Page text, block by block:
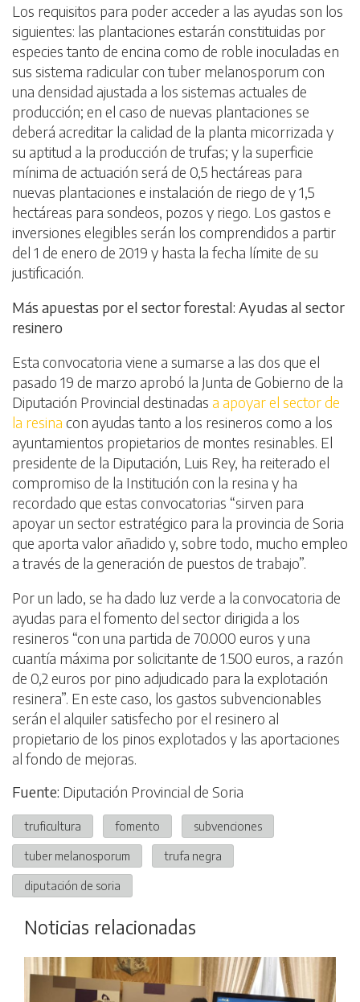
Los requisitos para poder acceder a las ayudas son los
siguientes: las plantaciones estarán constituidas por
especies tanto de encina como de roble inoculadas en
sus sistema radicular con tuber melanosporum con
una densidad ajustada a los sistemas actuales de
producción; en el caso de nuevas plantaciones se
deberá acreditar la calidad de la planta micorrizada y
su aptitud a la producción de trufas; y la superficie
mínima de actuación será de 0,5 hectáreas para
nuevas plantaciones e instalación de riego de y 1,5
hectáreas para sondeos, pozos y riego. Los gastos e
inversiones elegibles serán los comprendidos a partir
del 1 de enero de 2019 y hasta la fecha límite de su
justificación.
Más apuestas por el sector forestal: Ayudas al sector
resinero
Esta convocatoria viene a sumarse a las dos que el
pasado 19 de marzo aprobó la Junta de Gobierno de la
Diputación Provincial destinadas a apoyar el sector de
la resina con ayudas tanto a los resineros como a los
ayuntamientos propietarios de montes resinables. El
presidente de la Diputación, Luis Rey, ha reiterado el
compromiso de la Institución con la resina y ha
recordado que estas convocatorias “sirven para
apoyar un sector estratégico para la provincia de Soria
que aporta valor añadido y, sobre todo, mucho empleo
a través de la generación de puestos de trabajo”.
Por un lado, se ha dado luz verde a la convocatoria de
ayudas para el fomento del sector dirigida a los
resineros “con una partida de 70.000 euros y una
cuantía máxima por solicitante de 1.500 euros, a razón
de 0,2 euros por pino adjudicado para la explotación
resinera”. En este caso, los gastos subvencionables
serán el alquiler satisfecho por el resinero al
propietario de los pinos explotados y las aportaciones
al fondo de mejoras.
Fuente: Diputación Provincial de Soria
truficultura fomento subvenciones
tuber melanosporum trufa negra
diputación de soria
Noticias relacionadas